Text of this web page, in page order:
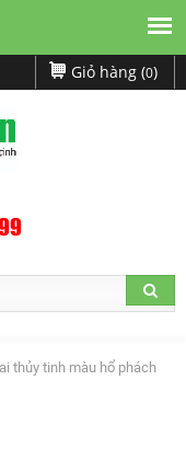
Giỏ hàng (0)
thủy tinh màu hổ phách